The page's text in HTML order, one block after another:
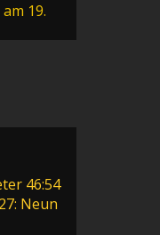
19.
46:54
Neun